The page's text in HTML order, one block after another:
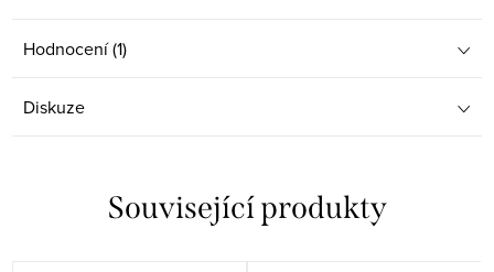
Hodnocení (1)
Diskuze
Související produkty